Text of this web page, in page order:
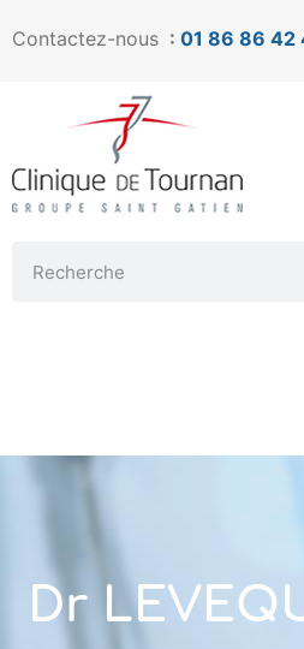
Contactez-nous : 01 86 86 42
Dr